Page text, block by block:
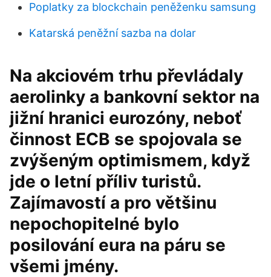
Poplatky za blockchain peněženku samsung
Katarská peněžní sazba na dolar
Na akciovém trhu převládaly
aerolinky a bankovní sektor na
jižní hranici eurozóny, neboť
činnost ECB se spojovala se
zvýšeným optimismem, když
jde o letní příliv turistů.
Zajímavostí a pro většinu
nepochopitelné bylo
posilování eura na páru se
všemi jmény.